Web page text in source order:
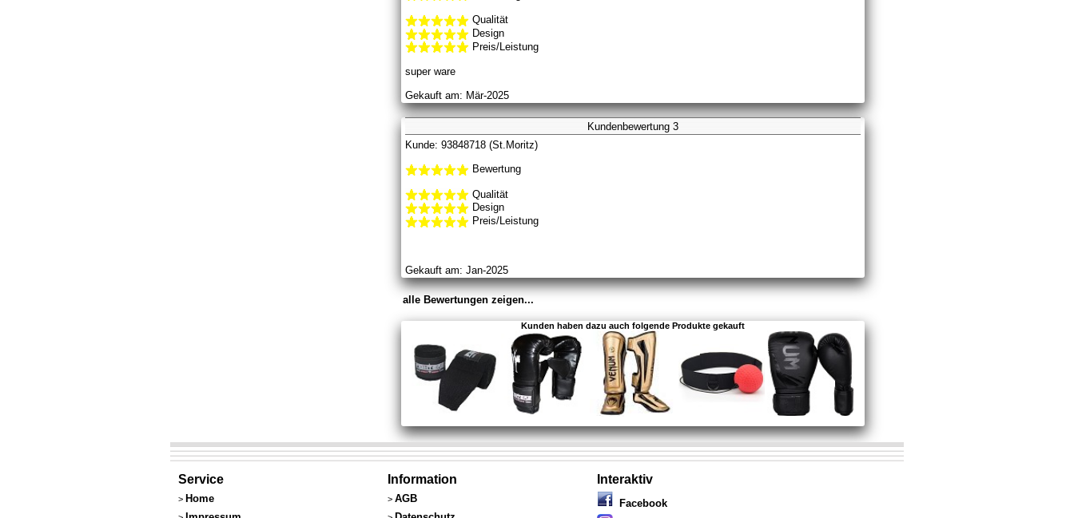
Qualität
Design
Preis/Leistung
super ware
Gekauft am: Mär-2025
Kundenbewertung 3
Kunde: 93848718 (St.Moritz)
Bewertung
Qualität
Design
Preis/Leistung
Gekauft am: Jan-2025
alle Bewertungen zeigen...
Kunden haben dazu auch folgende Produkte gekauft
Service
> Home
Information
> AGB
Interaktiv
Facebook